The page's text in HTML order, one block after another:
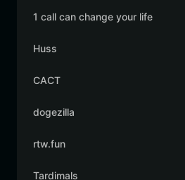
1 call can change your life
Huss
CACT
dogezilla
rtw.fun
Tardimals